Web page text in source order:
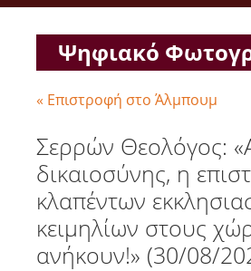
Ψηφιακό
« Επιστροφή στο Άλμπουμ
Σερρών Θεολόγος:
δικαιοσύνης, η
κλαπέντων
κειμηλίων στους
ανήκουν!» (30/08/